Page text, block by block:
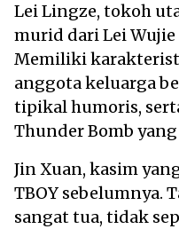
Lei Lingze, tokoh
murid dari Lei
Memiliki
anggota keluarga
tipikal humoris,
Thunder Bomb yang
Jin Xuan, kasim
TBOY sebelumnya.
sangat tua, tidak